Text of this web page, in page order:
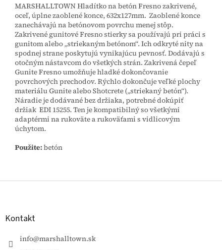
MARSHALLTOWN Hladítko na betón Fresno zakrivené,
oceľ, úplne zaoblené konce, 632x127mm. Zaoblené konce
zanechávajú na betónovom povrchu menej stôp.
Zakrivené gunitové Fresno stierky sa používajú pri práci s
gunitom alebo „striekaným betónom“. Ich odkryté nity na
spodnej strane poskytujú vynikajúcu pevnosť. Dodávajú s
otočným nástavcom do všetkých strán. Zakrivená čepeľ
Gunite Fresno umožňuje hladké dokončovanie
povrchových prechodov. Rýchlo dokončuje veľké plochy
materiálu Gunite alebo Shotcrete („striekaný betón“).
Náradie je dodávané bez držiaka, potrebné dokúpiť
držiak EDI 15255. Ten je kompatibilný so všetkými
adaptérmi na rukoväte a rukoväťami s vidlicovým
úchytom.
Použite:betón
Z
Kontakt
info@marshalltown.sk